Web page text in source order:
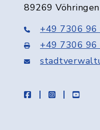
89269 Vöhringen
+49 7306 96
+49 7306
facebookinstagram